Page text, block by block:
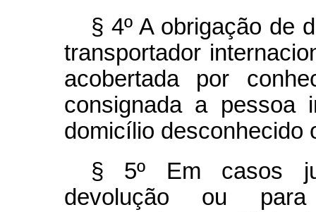
§ 4º A obrigação de
transportador
acobertada por
consignada a pessoa
domicílio desconhecido
§ 5º Em casos
devolução ou